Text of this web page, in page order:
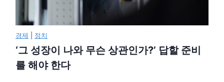
경제 정치
‘그 성장이 나와 무슨 상관인가?’ 답할 준비
를 해야 한다